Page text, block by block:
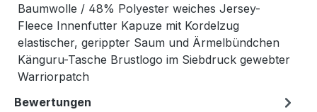
Baumwolle / 48% Polyester weiches Jersey-
Fleece Innenfutter Kapuze mit Kordelzug
elastischer, gerippter Saum und Ärmelbündchen
Känguru-Tasche Brustlogo im Siebdruck gewebter
Warriorpatch
Bewertungen